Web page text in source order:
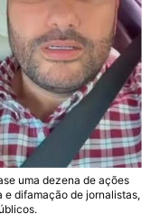
uma dezena de ações
e difamação de jornalistas,